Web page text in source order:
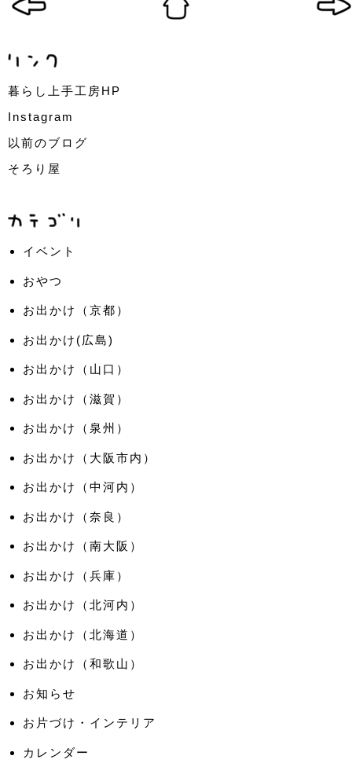
暮らし上手工房HP
Instagram
以前のブログ
そろり屋
イベント
おやつ
お出かけ（京都）
お出かけ(広島)
お出かけ（山口）
お出かけ（滋賀）
お出かけ（泉州）
お出かけ（大阪市内）
お出かけ（中河内）
お出かけ（奈良）
お出かけ（南大阪）
お出かけ（兵庫）
お出かけ（北河内）
お出かけ（北海道）
お出かけ（和歌山）
お知らせ
お片づけ・インテリア
カレンダー